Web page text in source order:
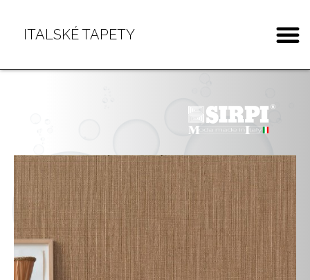
ITALSKÉ TAPETY